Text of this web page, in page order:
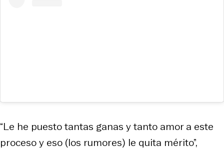
“Le he puesto tantas ganas y tanto amor a este
proceso y eso (los rumores) le quita mérito”,